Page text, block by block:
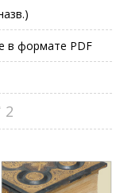
в формате PDF
2